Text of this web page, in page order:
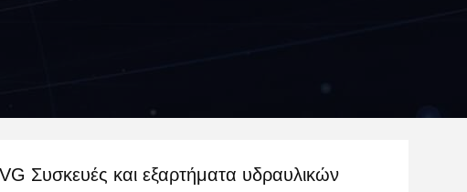
Συσκευές και εξαρτήματα υδραυλικών